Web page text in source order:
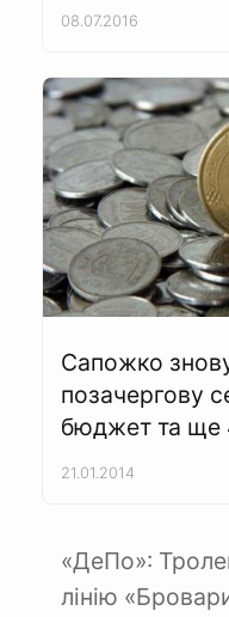
08.07.2016
Сапожко
позачергову
бюджет та ще
21.01.2014
«ДеПо»:
лінію